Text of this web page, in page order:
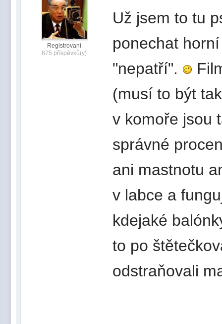
Registrovaní
875 příspěvků(y)
Už jsem to tu
ponechat
"nepatří".
(musí to být
v komoře jsou
správné
ani mastnotu
v labce a
kdejaké
to po
odstraňovali